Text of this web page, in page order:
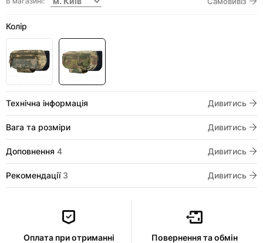
Колір
Технічна інформація Дивитись
Вага та розміри Дивитись
Доповнення 4 Дивитись
Рекомендації 3 Дивитись
Оплата при отриманні Повернення та обмін